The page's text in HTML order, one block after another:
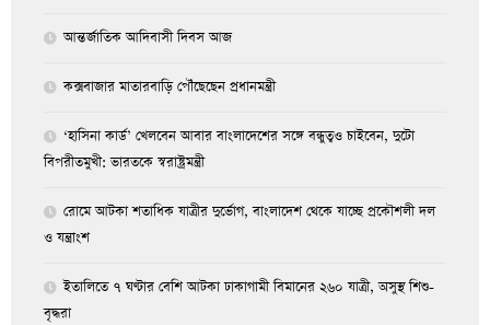
আন্তর্জাতিক আদিবাসী দিবস আজ
কক্সবাজার মাতারবাড়ি পৌঁছেছেন প্রধানমন্ত্রী
‘হাসিনা কার্ড’ খেলবেন আবার বাংলাদেশের সঙ্গে বন্ধুত্বও চাইবেন, দুটো
বিপরীতমুখী: ভারতকে স্বরাষ্ট্রমন্ত্রী
রোমে আটকা শতাধিক যাত্রীর দুর্ভোগ, বাংলাদেশ থেকে যাচ্ছে প্রকৌশলী দল
ও যন্ত্রাংশ
ইতালিতে ৭ ঘণ্টার বেশি আটকা ঢাকাগামী বিমানের ২৬০ যাত্রী, অসুস্থ শিশু-
বৃদ্ধরা